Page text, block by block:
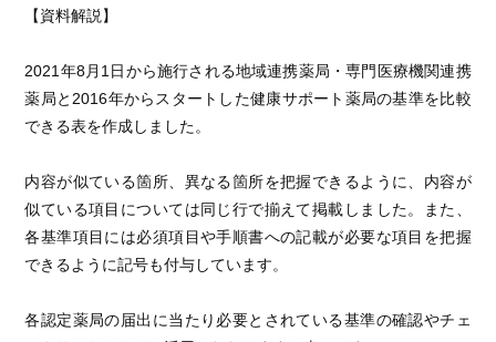
【資料解説】
2021年8月1日から施行される地域連携薬局・専門医療機関連携
薬局と2016年からスタートした健康サポート薬局の基準を比較
できる表を作成しました。
内容が似ている箇所、異なる箇所を把握できるように、内容が
似ている項目については同じ行で揃えて掲載しました。また、
各基準項目には必須項目や手順書への記載が必要な項目を把握
できるように記号も付与しています。
各認定薬局の届出に当たり必要とされている基準の確認やチェ